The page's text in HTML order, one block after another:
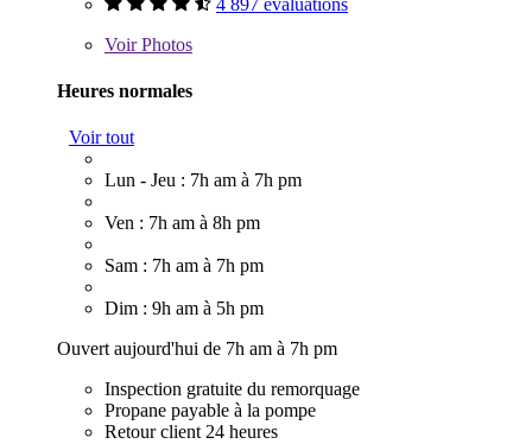
VoirPhotos
Heures normales
Voir tout
Lun - Jeu : 7h am à 7h pm
Ven : 7h am à 8h pm
Sam : 7h am à 7h pm
Dim : 9h am à 5h pm
Ouvert aujourd'hui de 7h am à 7h pm
Inspection gratuite du remorquage
Propane payable à la pompe
Retour client 24 heures